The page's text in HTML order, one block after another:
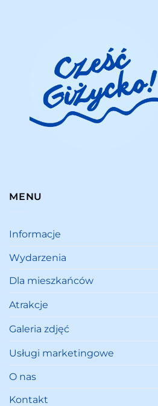
MENU
Informacje
Wydarzenia
Dla mieszkańców
Atrakcje
Galeria zdjęć
Usługi marketingowe
O nas
Kontakt